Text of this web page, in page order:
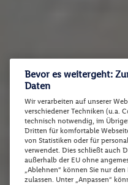
Bevor es weitergeht:
Daten
Wir verarbeiten auf unserer
verschiedener Techniken (u.a.
technisch notwendig, im
Dritten für komfortable
von Statistiken oder für
verwendet. Dies schließt auch
außerhalb der EU ohne
„Ablehnen“ können Sie nur
zulassen. Unter „Anpassen“